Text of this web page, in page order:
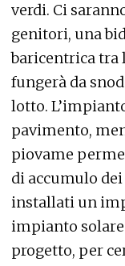
verdi. Ci
genitori, una
baricentrica tra
fungerà da
lotto.
pavimento,
piovame
di accumulo
installati un
impianto
progetto, per